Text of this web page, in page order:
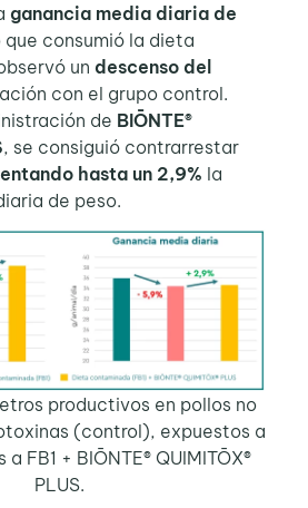
ganancia media diaria de
que consumió la dieta
un descenso del
con el grupo control.
de BIŌNTE®
, se consiguió contrarrestar
hasta un 2,9% la
de peso.
productivos en pollos no
(control), expuestos a
FB1 + BIŌNTE® QUIMITŌX®
PLUS.